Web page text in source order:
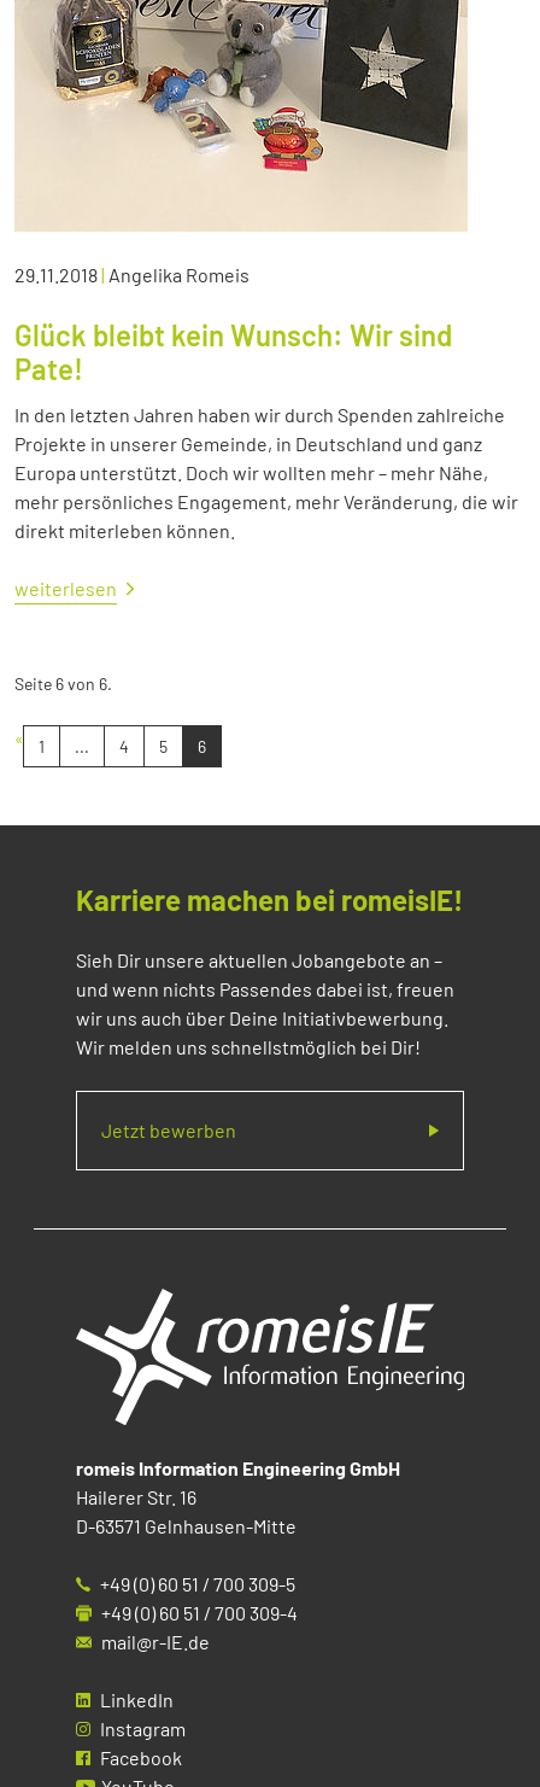
29.11.2018| Angelika Romeis
Glück bleibt kein Wunsch: Wir sind
Pate!
In den letzten Jahren haben wir durch Spenden zahlreiche
Projekte in unserer Gemeinde, in Deutschland und ganz
Europa unterstützt. Doch wir wollten mehr – mehr Nähe,
mehr persönliches Engagement, mehr Veränderung, die wir
direkt miterleben können.
weiterlesen
Seite 6 von 6.
« 1 ... 4 5 6
Karriere machen bei romeisIE!
Sieh Dir unsere aktuellen Jobangebote an –
und wenn nichts Passendes dabei ist, freuen
wir uns auch über Deine Initiativbewerbung.
Wir melden uns schnellstmöglich bei Dir!
Jetzt bewerben
romeis Information Engineering GmbH
Hailerer Str. 16
D-63571 Gelnhausen-Mitte
+49 (0) 60 51 / 700 309-5
+49 (0) 60 51 / 700 309-4
mail@r-IE.de
LinkedIn
Instagram
Facebook